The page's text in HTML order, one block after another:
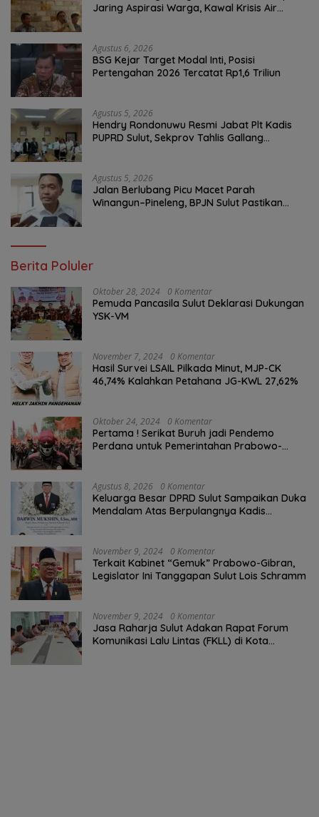
Jaring Aspirasi Warga, Kawal Krisis Air
Agustus 6, 2026
BSG Kejar Target Modal Inti, Posisi
Pertengahan 2026 Tercatat Rp1,6 Triliun
Agustus 5, 2026
Hendry Rondonuwu Resmi Jabat Plt Kadis
PUPRD Sulut, Sekprov Tahlis Gallang
Agustus 5, 2026
Jalan Berlubang Picu Macet Parah
Winangun–Pineleng, BPJN Sulut Pastikan
Berita Poluler
Oktober 28, 2024 0 Komentar
Pemuda Pancasila Sulut Deklarasi Dukungan
YSK-VM
November 7, 2024 0 Komentar
Hasil Survei LSAIL Pilkada Minut, MJP-CK
46,74% Kalahkan Petahana JG-KWL 27,62%
Oktober 24, 2024 0 Komentar
Pertama ! Serikat Buruh jadi Pendemo
Perdana untuk Pemerintahan Prabowo-
Agustus 8, 2026 0 Komentar
Keluarga Besar DPRD Sulut Sampaikan Duka
Mendalam Atas Berpulangnya Kadis
November 9, 2024 0 Komentar
Terkait Kabinet “Gemuk” Prabowo-Gibran,
Legislator Ini Tanggapan Sulut Lois Schramm
November 9, 2024 0 Komentar
Jasa Raharja Sulut Adakan Rapat Forum
Komunikasi Lalu Lintas (FKLL) di Kota